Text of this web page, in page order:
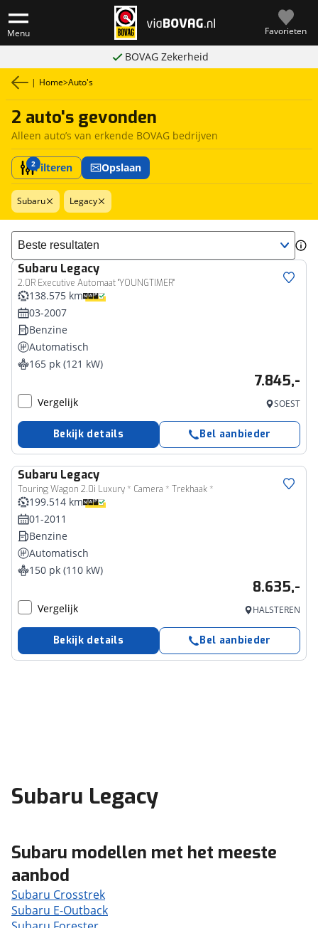
Menu Favorieten
BOVAG Zekerheid
| Home>Auto's
2 auto's gevonden
Alleen auto’s van erkende BOVAG bedrijven
2Filteren Opslaan
Subaru Legacy
Sorteer resultaten
Subaru Legacy
2.0R Executive Automaat "YOUNGTIMER"
138.575 km
03-2007
Benzine
Automatisch
165 pk (121 kW)
7.845,-
Vergelijk SOEST
Bekijk details Bel aanbieder
Subaru Legacy
Touring Wagon 2.0i Luxury * Camera * Trekhaak *
199.514 km
01-2011
Benzine
Automatisch
150 pk (110 kW)
8.635,-
Vergelijk HALSTEREN
Bekijk details Bel aanbieder
Subaru Legacy
Subaru modellen met het meeste
aanbod
Subaru Crosstrek
Subaru E-Outback